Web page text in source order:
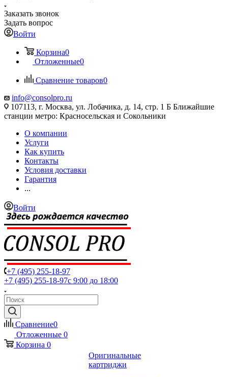
Заказать звонок
Задать вопрос
Войти
Корзина0
Отложенные0
Сравнение товаров0
info@consolpro.ru
107113, г. Москва, ул. Лобачика, д. 14, стр. 1 Б Ближайшие
станции метро: Красносельская и Сокольники
О компании
Услуги
Как купить
Контакты
Условия доставки
Гарантия
...
Войти
+7 (495) 255-18-97
+7 (495) 255-18-97с 9:00 до 18:00
Сравнение0
Отложенные 0
Корзина 0
Оригинальные
картриджи